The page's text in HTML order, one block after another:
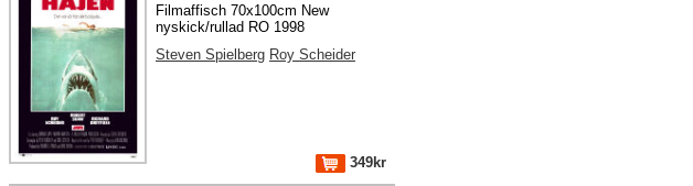
Filmaffisch 70x100cm New
nyskick/rullad RO 1998
Steven Spielberg Roy Scheider
349kr